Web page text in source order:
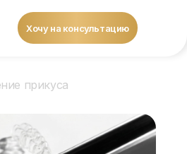
Хочу на консультацию
прикуса